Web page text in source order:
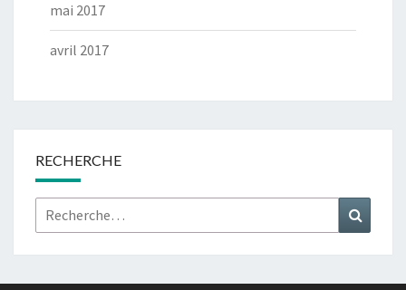
mai 2017
avril 2017
RECHERCHE
Rechercher :